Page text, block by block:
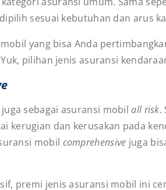
sesuai kebutuhan dan arus
yang bisa Anda
pilihan jenis asuransi
juga sebagai asuransi mobilall risk.
kerugian dan kerusakan pada
mobil comprehensive juga
premi jenis asuransi mobil ini